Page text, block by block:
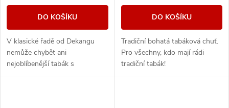
DO KOŠÍKU
V klasické řadě od Dekangu
nemůže chybět ani
nejoblíbenější tabák s
legendárním velbloudem.
DO KOŠÍKU
Tradiční bohatá tabáková chuť.
Pro všechny, kdo mají rádi
tradiční tabák!